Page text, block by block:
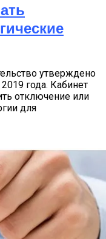
утверждено
года. Кабинет
отключение или
для